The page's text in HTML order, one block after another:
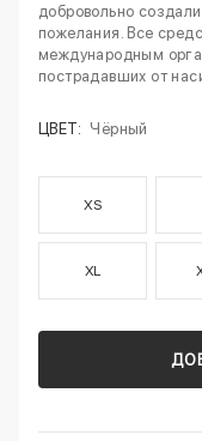
добровольно
пожелания. Все
международным
пострадавших от
ЦВЕТ: Чёрный
XS
XL